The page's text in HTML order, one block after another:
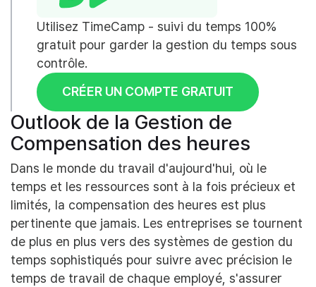
Utilisez TimeCamp - suivi du temps 100%
gratuit pour garder la gestion du temps sous
contrôle.
CRÉER UN COMPTE GRATUIT
Outlook de la Gestion de
Compensation des heures
Dans le monde du travail d'aujourd'hui, où le
temps et les ressources sont à la fois précieux et
limités, la compensation des heures est plus
pertinente que jamais. Les entreprises se tournent
de plus en plus vers des systèmes de gestion du
temps sophistiqués pour suivre avec précision le
temps de travail de chaque employé, s'assurer